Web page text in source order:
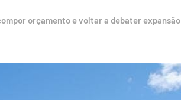
orçamento e voltar a debater expansão